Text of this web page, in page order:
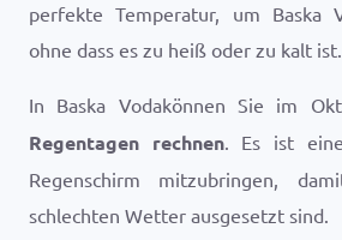
perfekte Temperatur, um Baska
ohne dass es zu heiß oder zu kalt ist.
In Baska Vodakönnen Sie im
Regentagen rechnen. Es ist
Regenschirm mitzubringen,
schlechten Wetter ausgesetzt sind.